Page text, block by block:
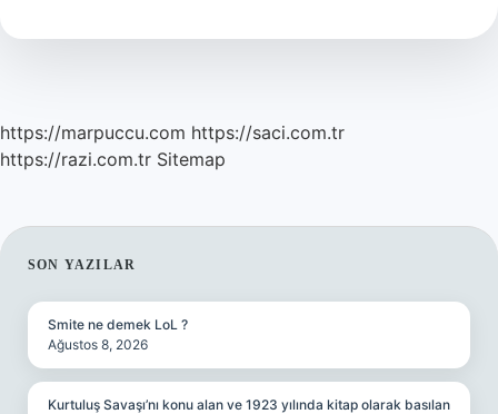
Fark
https://marpuccu.com https://saci.com.tr
https://razi.com.tr Sitemap
SIDEBAR
SON YAZILAR
Smite ne demek LoL ?
Ağustos 8, 2026
Kurtuluş Savaşı’nı konu alan ve 1923 yılında kitap olarak basılan